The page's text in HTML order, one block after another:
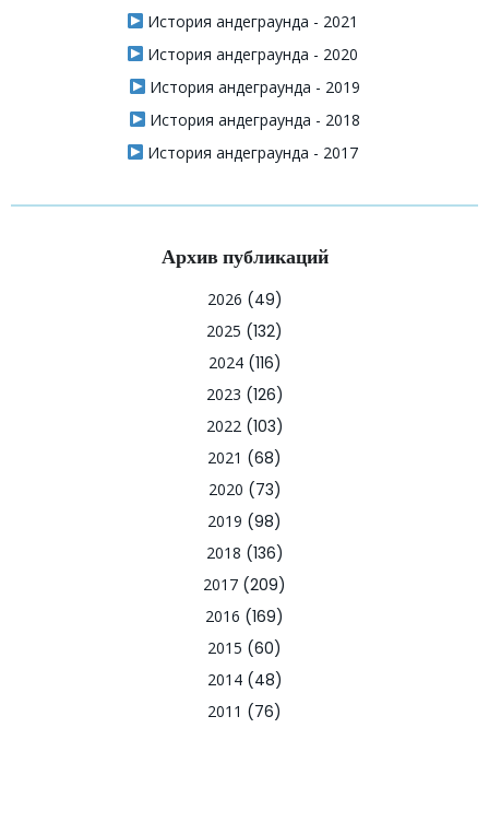
История андеграунда - 2021
История андеграунда - 2020
История андеграунда - 2019
История андеграунда - 2018
История андеграунда - 2017
Архив публикаций
2026 (49)
2025 (132)
2024(116)
2023 (126)
2022(103)
2021 (68)
2020 (73)
2019 (98)
2018 (136)
2017 (209)
2016 (169)
2015 (60)
2014(48)
2011 (76)